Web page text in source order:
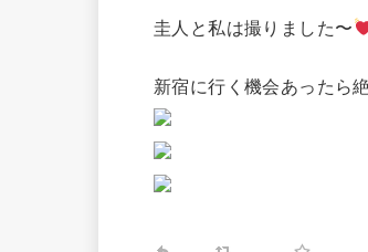
圭人と私は撮りました〜
新宿に行く機会あったら